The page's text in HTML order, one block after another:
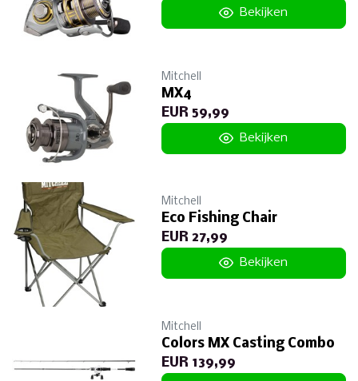
Bekijken
Mitchell
MX4
EUR 59,99
Bekijken
Mitchell
Eco Fishing Chair
EUR 27,99
Bekijken
Mitchell
Colors MX Casting Combo
EUR 139,99